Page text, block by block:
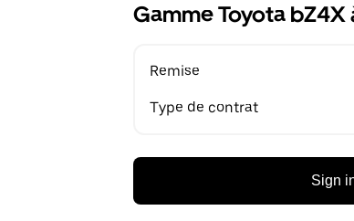
Gamme Toyota
Remise
Type de contrat
Sign